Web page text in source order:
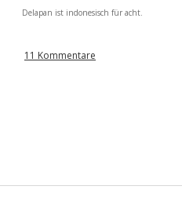
Delapan ist indonesisch für acht.
11 Kommentare